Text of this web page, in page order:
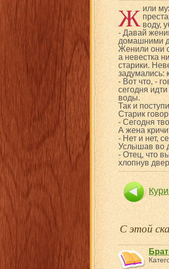
Ж или
воду,
- Давай
домашними
Женили они
а невестка
старики.
задумались:
- Вот что, -
сегодня
воды.
Так и
Старик
- Сегодня
А жена
- Нет и нет,
Услышав во
- Отец, что
хлопнув
С этой